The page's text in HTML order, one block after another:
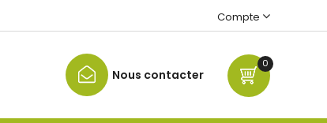
Compte
0
Nous contacter